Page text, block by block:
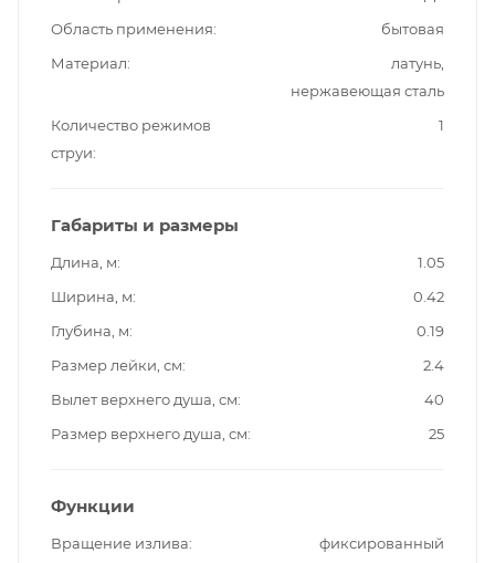
Область применения
бытовая
Материал
латунь,
нержавеющая сталь
Количество режимов
струи
1
Габариты и размеры
Длина, м
1.05
Ширина, м
0.42
Глубина, м
0.19
Размер лейки, см
2.4
Вылет верхнего душа, см
40
Размер верхнего душа, см
25
Функции
Вращение излива
фиксированный